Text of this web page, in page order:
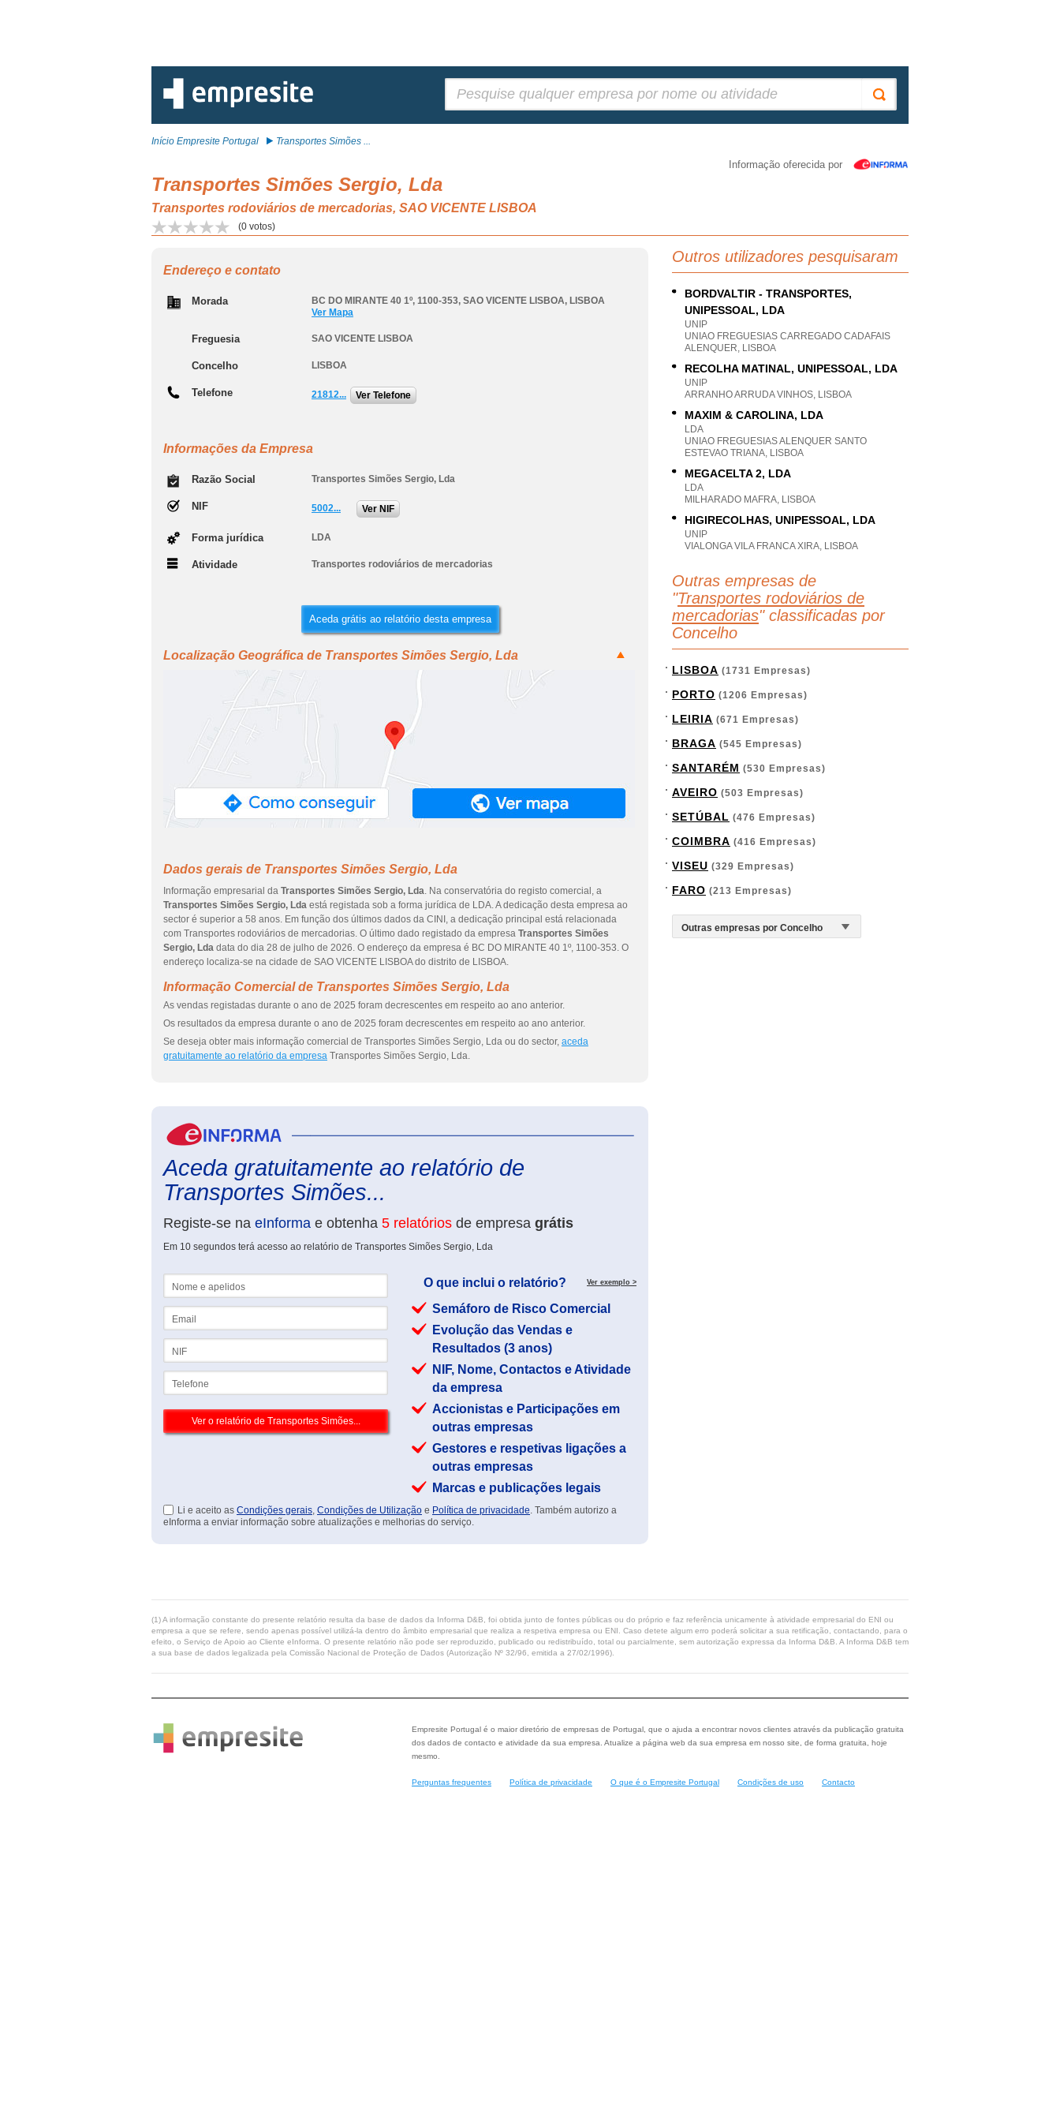
Início Empresite Portugal Transportes Simões ...
Informação oferecida por
Transportes Simões Sergio, Lda
Transportes rodoviários de mercadorias, SAO VICENTE LISBOA
(0 votos)
Endereço e contato
Morada BC DO MIRANTE 40 1º, 1100-353, SAO VICENTE LISBOA, LISBOA
Ver Mapa
Freguesia SAO VICENTE LISBOA
Concelho LISBOA
Telefone 21812... Ver Telefone
Informações da Empresa
Razão Social Transportes Simões Sergio, Lda
NIF 5002... Ver NIF
Forma jurídica LDA
Atividade Transportes rodoviários de mercadorias
Aceda grátis ao relatório desta empresa
Localização Geográfica de Transportes Simões Sergio, Lda
Dados gerais de Transportes Simões Sergio, Lda
Informação empresarial da Transportes Simões Sergio, Lda. Na conservatória do registo comercial, a
Transportes Simões Sergio, Lda está registada sob a forma jurídica de LDA. A dedicação desta empresa ao
sector é superior a 58 anos. Em função dos últimos dados da CINI, a dedicação principal está relacionada
com Transportes rodoviários de mercadorias. O último dado registado da empresa Transportes Simões
Sergio, Lda data do dia 28 de julho de 2026. O endereço da empresa é BC DO MIRANTE 40 1º, 1100-353. O
endereço localiza-se na cidade de SAO VICENTE LISBOA do distrito de LISBOA.
Informação Comercial de Transportes Simões Sergio, Lda
As vendas registadas durante o ano de 2025 foram decrescentes em respeito ao ano anterior.
Os resultados da empresa durante o ano de 2025 foram decrescentes em respeito ao ano anterior.
Se deseja obter mais informação comercial de Transportes Simões Sergio, Lda ou do sector, aceda
gratuitamente ao relatório da empresa Transportes Simões Sergio, Lda.
Aceda gratuitamente ao relatório de
Transportes Simões...
Registe-se na eInforma e obtenha 5 relatórios de empresa grátis
Em 10 segundos terá acesso ao relatório de Transportes Simões Sergio, Lda
O que inclui o relatório? Ver exemplo >
Semáforo de Risco Comercial
Evolução das Vendas e
Resultados (3 anos)
NIF, Nome, Contactos e Atividade
da empresa
Accionistas e Participações em
outras empresas
Gestores e respetivas ligações a
outras empresas
Marcas e publicações legais
Li e aceito as Condições gerais, Condições de Utilização e Política de privacidade. Também autorizo a
eInforma a enviar informação sobre atualizações e melhorias do serviço.
Outros utilizadores pesquisaram
BORDVALTIR - TRANSPORTES,
UNIPESSOAL, LDA
UNIP
UNIAO FREGUESIAS CARREGADO CADAFAIS
ALENQUER, LISBOA
RECOLHA MATINAL, UNIPESSOAL, LDA
UNIP
ARRANHO ARRUDA VINHOS, LISBOA
MAXIM & CAROLINA, LDA
LDA
UNIAO FREGUESIAS ALENQUER SANTO
ESTEVAO TRIANA, LISBOA
MEGACELTA 2, LDA
LDA
MILHARADO MAFRA, LISBOA
HIGIRECOLHAS, UNIPESSOAL, LDA
UNIP
VIALONGA VILA FRANCA XIRA, LISBOA
Outras empresas de
"Transportes rodoviários de
mercadorias" classificadas por
Concelho
LISBOA (1731 Empresas)
PORTO (1206 Empresas)
LEIRIA (671 Empresas)
BRAGA (545 Empresas)
SANTARÉM (530 Empresas)
AVEIRO (503 Empresas)
SETÚBAL (476 Empresas)
COIMBRA (416 Empresas)
VISEU (329 Empresas)
FARO (213 Empresas)
(1) A informação constante do presente relatório resulta da base de dados da Informa D&B, foi obtida junto de fontes públicas ou do próprio e faz referência unicamente à atividade empresarial do ENI ou
empresa a que se refere, sendo apenas possível utilizá-la dentro do âmbito empresarial que realiza a respetiva empresa ou ENI. Caso detete algum erro poderá solicitar a sua retificação, contactando, para o
efeito, o Serviço de Apoio ao Cliente eInforma. O presente relatório não pode ser reproduzido, publicado ou redistribuído, total ou parcialmente, sem autorização expressa da Informa D&B. A Informa D&B tem
a sua base de dados legalizada pela Comissão Nacional de Proteção de Dados (Autorização Nº 32/96, emitida a 27/02/1996).
Empresite Portugal é o maior diretório de empresas de Portugal, que o ajuda a encontrar novos clientes através da publicação gratuita
dos dados de contacto e atividade da sua empresa. Atualize a página web da sua empresa em nosso site, de forma gratuita, hoje
mesmo.
Perguntas frequentes Política de privacidade O que é o Empresite Portugal Condições de uso Contacto